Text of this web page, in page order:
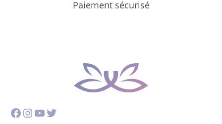
Paiement sécurisé
Facebook
Instagram
YouTube
Twitter